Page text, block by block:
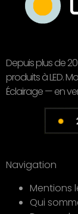
Depuis plus de
produits à LED.
Éclairage — en
Navigation
Mentions
Qui